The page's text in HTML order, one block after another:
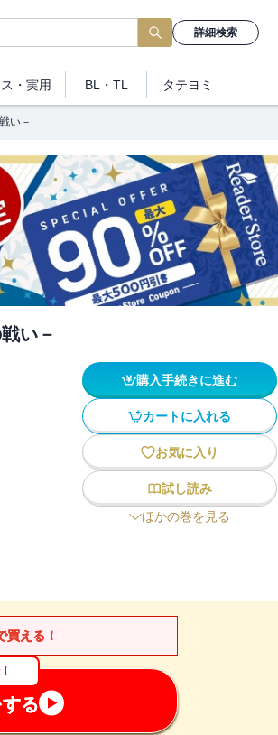
詳細検索
・実用 BL・TL タテヨミ
い－
い－
購入手続きに進む
カートに入れる
お気に入り
試し読み
ほかの巻を見る
買える！
る